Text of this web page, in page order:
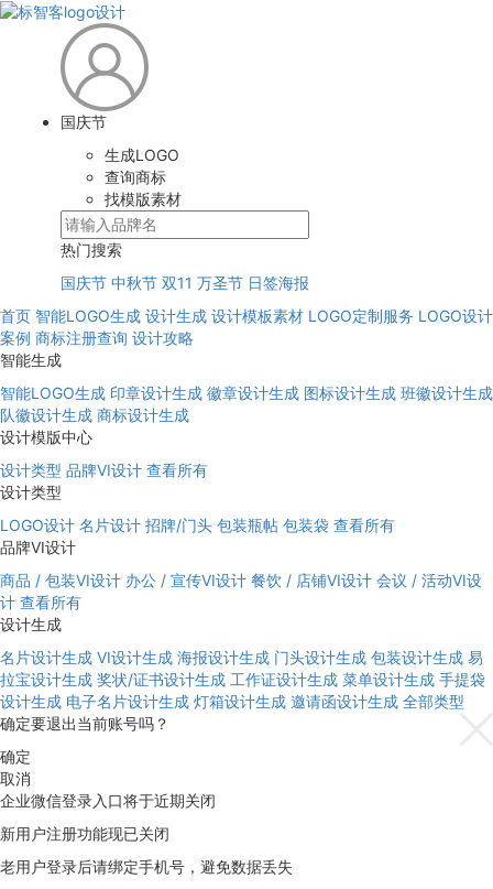
国庆节
生成LOGO
查询商标
找模版素材
热门搜索
国庆节 中秋节 双11 万圣节 日签海报
首页 智能LOGO生成 设计生成 设计模板素材 LOGO定制服务 LOGO设计
案例 商标注册查询 设计攻略
智能生成
智能LOGO生成 印章设计生成 徽章设计生成 图标设计生成 班徽设计生成
队徽设计生成 商标设计生成
设计模版中心
设计类型 品牌VI设计 查看所有
设计类型
LOGO设计 名片设计 招牌/门头 包装瓶帖 包装袋 查看所有
品牌VI设计
商品 / 包装VI设计 办公 / 宣传VI设计 餐饮 / 店铺VI设计 会议 / 活动VI设
计 查看所有
设计生成
名片设计生成 VI设计生成 海报设计生成 门头设计生成 包装设计生成 易
拉宝设计生成 奖状/证书设计生成 工作证设计生成 菜单设计生成 手提袋
设计生成 电子名片设计生成 灯箱设计生成 邀请函设计生成 全部类型
确定要退出当前账号吗？
确定
取消
企业微信登录入口将于近期关闭
新用户注册功能现已关闭
老用户登录后请绑定手机号，避免数据丢失